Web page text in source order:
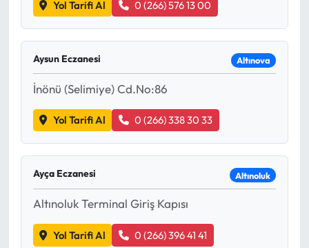
Yol Tarifi Al 0 (266) 576 13 00
Aysun Eczanesi Altınova
İnönü (Selimiye) Cd.No:86
Yol Tarifi Al 0 (266) 338 30 33
Ayça Eczanesi Altınoluk
Altınoluk Terminal Giriş Kapısı
Yol Tarifi Al 0 (266) 396 41 41